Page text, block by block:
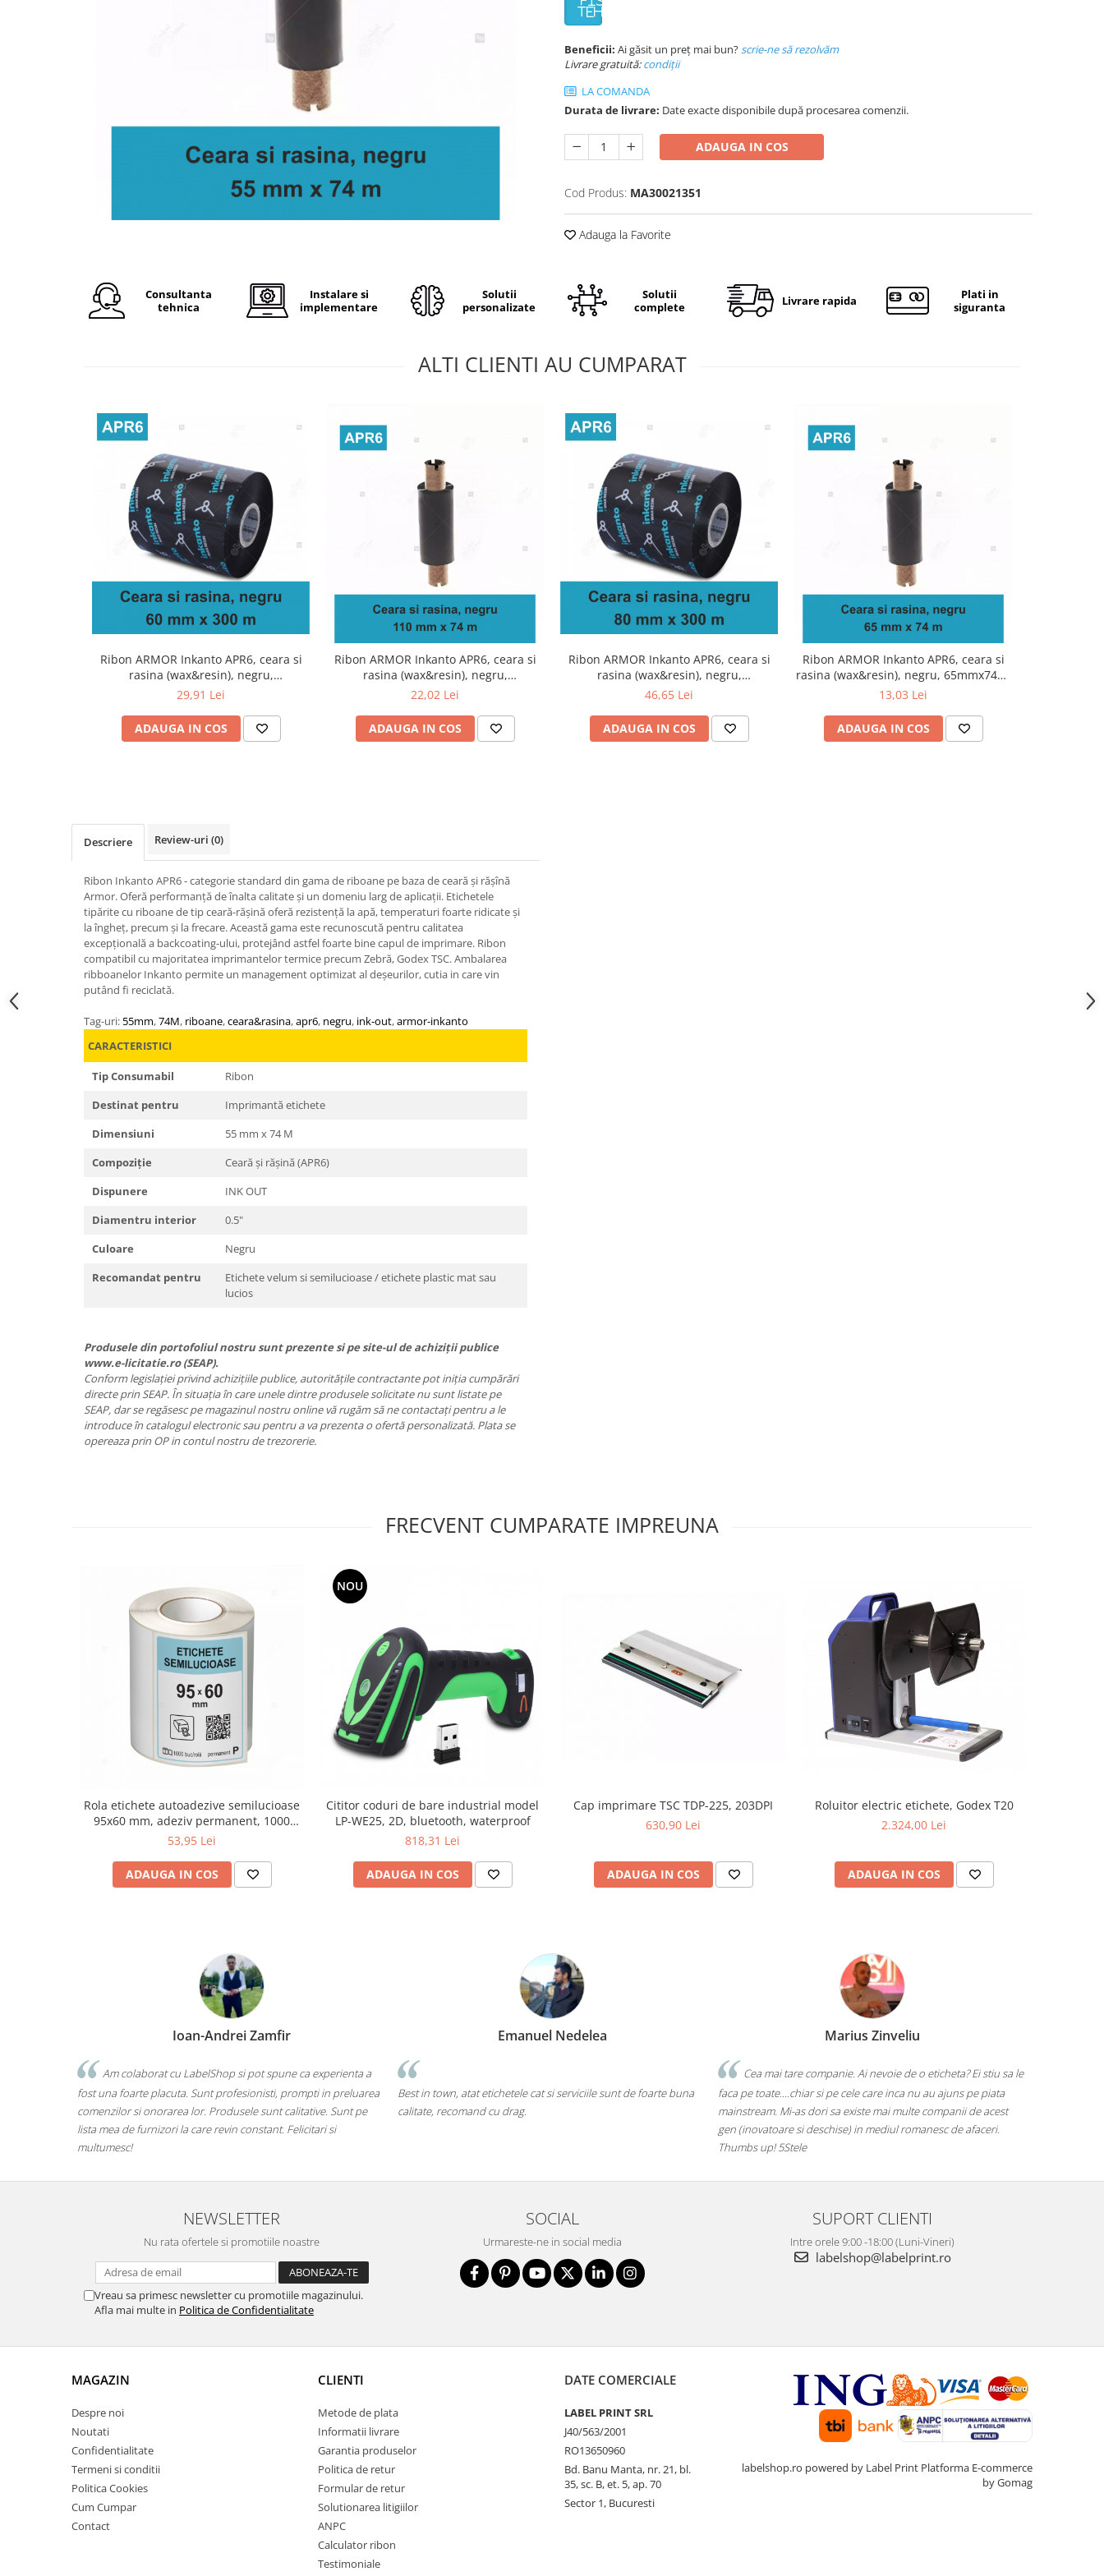
TEHNICA
Beneficii: Ai găsit un preț mai bun?scrie-ne să rezolvăm
Livrare gratuită:condiții
LA COMANDA
Durata de livrare: Date exacte disponibile după procesarea comenzii.
ADAUGA IN COS
Cod Produs: MA30021351
Adauga la Favorite
Consultanta
tehnica
Instalare si
implementare
Solutii
personalizate
Solutii
complete
Livrare rapida
Plati in
siguranta
ALTI CLIENTI AU CUMPARAT
Ribon ARMOR Inkanto APR6, ceara si
rasina (wax&resin), negru,
60mmx300M, OUT
29,91 Lei
ADAUGA IN COS
Ribon ARMOR Inkanto APR6, ceara si
rasina (wax&resin), negru,
110mmx74M, OUT
22,02 Lei
ADAUGA IN COS
Ribon ARMOR Inkanto APR6, ceara si
rasina (wax&resin), negru,
80mmx300M, OUT
46,65 Lei
ADAUGA IN COS
Ribon ARMOR Inkanto APR6, ceara si
rasina (wax&resin), negru, 65mmx74M,
OUT
13,03 Lei
ADAUGA IN COS
Descriere Review-uri (0)
Ribon Inkanto APR6 - categorie standard din gama de riboane pe baza de ceară și rășînă
Armor. Oferă performanță de înalta calitate și un domeniu larg de aplicații. Etichetele
tipărite cu riboane de tip ceară-rășină oferă rezistență la apă, temperaturi foarte ridicate și
la îngheț, precum și la frecare. Această gama este recunoscută pentru calitatea
excepțională a backcoating-ului, protejând astfel foarte bine capul de imprimare. Ribon
compatibil cu majoritatea imprimantelor termice precum Zebră, Godex TSC. Ambalarea
ribboanelor Inkanto permite un management optimizat al deșeurilor, cutia in care vin
putând fi reciclată.
Tag-uri: 55mm,74M, riboane,ceara&rasina,apr6, negru, ink-out,armor-inkanto
CARACTERISTICI
Tip Consumabil
Ribon
Destinat pentru
Imprimantă etichete
Dimensiuni
55 mm x 74 M
Compoziție
Ceară și rășină (APR6)
Dispunere
INK OUT
Diamentru interior
0.5"
Culoare
Negru
Recomandat pentru
Etichete velum si semilucioase / etichete plastic mat sau
lucios
Produsele din portofoliul nostru sunt prezente si pe site-ul de achiziții publice
www.e-licitatie.ro (SEAP).
Conform legislației privind achizițiile publice, autoritățile contractante pot iniția cumpărări
directe prin SEAP. În situația în care unele dintre produsele solicitate nu sunt listate pe
SEAP, dar se regăsesc pe magazinul nostru online vă rugăm să ne contactați pentru a le
introduce în catalogul electronic sau pentru a va prezenta o ofertă personalizată. Plata se
opereaza prin OP in contul nostru de trezorerie.
FRECVENT CUMPARATE IMPREUNA
Rola etichete autoadezive semilucioase
95x60 mm, adeziv permanent, 1000
etichete/rola
53,95 Lei
ADAUGA IN COS
NOU
Cititor coduri de bare industrial model
LP-WE25, 2D, bluetooth, waterproof
818,31 Lei
ADAUGA IN COS
Cap imprimare TSC TDP-225, 203DPI
630,90 Lei
ADAUGA IN COS
Roluitor electric etichete, Godex T20
2.324,00 Lei
ADAUGA IN COS
Ioan-Andrei Zamfir
Am colaborat cu LabelShop si pot spune ca experienta a
fost una foarte placuta. Sunt profesionisti, prompti in preluarea
comenzilor si onorarea lor. Produsele sunt calitative. Sunt pe
lista mea de furnizori la care revin constant. Felicitari si
multumesc!
Emanuel Nedelea
Best in town, atat etichetele cat si serviciile sunt de foarte buna
calitate, recomand cu drag.
Marius Zinveliu
Cea mai tare companie. Ai nevoie de o eticheta? Ei stiu sa le
faca pe toate....chiar si pe cele care inca nu au ajuns pe piata
mainstream. Mi-as dori sa existe mai multe companii de acest
gen (inovatoare si deschise) in mediul romanesc de afaceri.
Thumbs up! 5Stele
NEWSLETTER
Nu rata ofertele si promotiile noastre
Vreau sa primesc newsletter cu promotiile magazinului.
Afla mai multe in Politica de Confidentialitate
SOCIAL
Urmareste-ne in social media
SUPORT CLIENTI
Intre orele 9:00 -18:00 (Luni-Vineri)
labelshop@labelprint.ro
MAGAZIN
Despre noi
Noutati
Confidentialitate
Termeni si conditii
Politica Cookies
Cum Cumpar
Contact
CLIENTI
Metode de plata
Informatii livrare
Garantia produselor
Politica de retur
Formular de retur
Solutionarea litigiilor
ANPC
Calculator ribon
Testimoniale
DATE COMERCIALE
LABEL PRINT SRL
J40/563/2001
RO13650960
Bd. Banu Manta, nr. 21, bl.
35, sc. B, et. 5, ap. 70
Sector 1, Bucuresti
labelshop.ro powered by Label Print Platforma E-commerce
by Gomag